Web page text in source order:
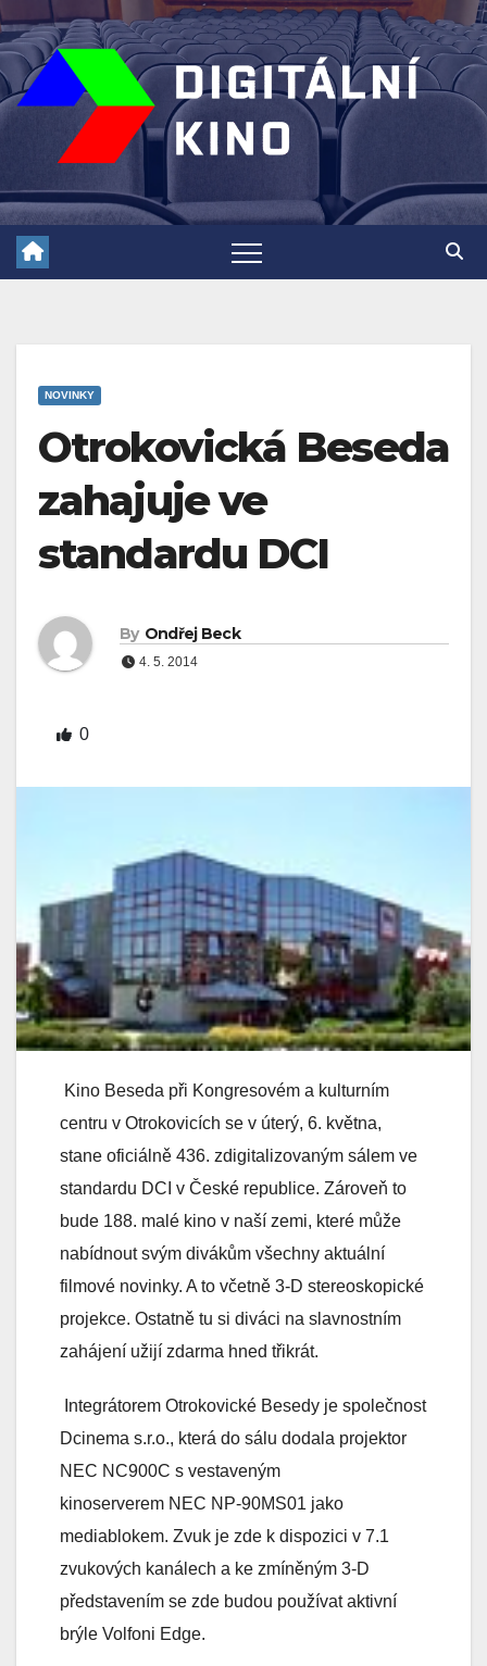
Skip
to
content
NOVINKY
Otrokovická Beseda
zahajuje ve
standardu DCI
By Ondřej Beck
4. 5. 2014
0
Kino Beseda při Kongresovém a kulturním
centru v Otrokovicích se v úterý, 6. května,
stane oficiálně 436. zdigitalizovaným sálem ve
standardu DCI v České republice. Zároveň to
bude 188. malé kino v naší zemi, které může
nabídnout svým divákům všechny aktuální
filmové novinky. A to včetně 3-D stereoskopické
projekce. Ostatně tu si diváci na slavnostním
zahájení užijí zdarma hned třikrát.
Integrátorem Otrokovické Besedy je společnost
Dcinema s.r.o., která do sálu dodala projektor
NEC NC900C s vestaveným
kinoserverem NEC NP-90MS01 jako
mediablokem. Zvuk je zde k dispozici v 7.1
zvukových kanálech a ke zmíněným 3-D
představením se zde budou používat aktivní
brýle Volfoni Edge.